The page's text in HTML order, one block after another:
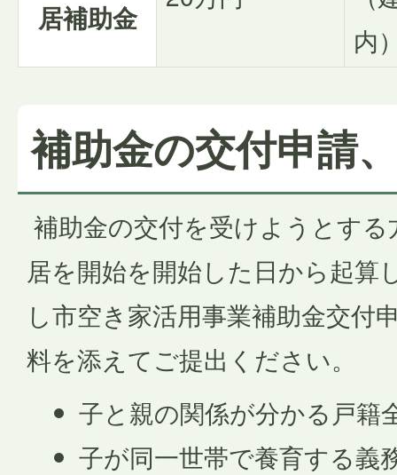
居補助金
内
補助金の交付申請
補助金の交付を受けようとす
居を開始を開始した日から起算
し市空き家活用事業補助金交付
料を添えてご提出ください。
子と親の関係が分かる戸籍
子が同一世帯で養育する義